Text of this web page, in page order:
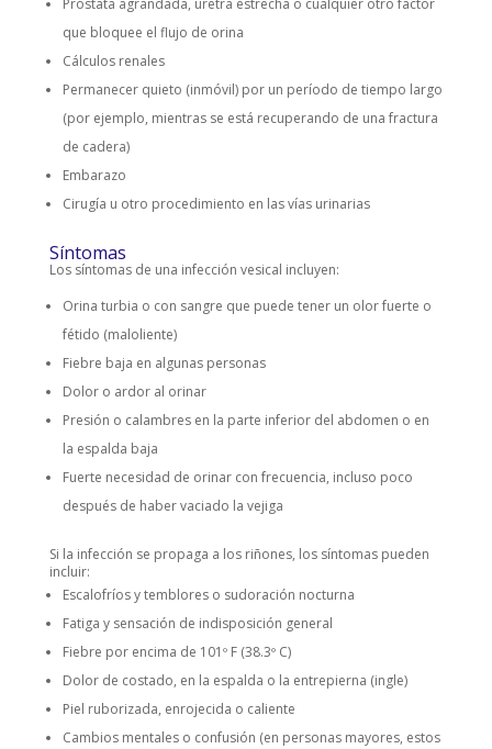
Próstata agrandada, uretra estrecha o cualquier otro factor
que bloquee el flujo de orina
Cálculos renales
Permanecer quieto (inmóvil) por un período de tiempo largo
(por ejemplo, mientras se está recuperando de una fractura
de cadera)
Embarazo
Cirugía u otro procedimiento en las vías urinarias
Síntomas
Los síntomas de una infección vesical incluyen:
Orina turbia o con sangre que puede tener un olor fuerte o
fétido (maloliente)
Fiebre baja en algunas personas
Dolor o ardor al orinar
Presión o calambres en la parte inferior del abdomen o en
la espalda baja
Fuerte necesidad de orinar con frecuencia, incluso poco
después de haber vaciado la vejiga
Si la infección se propaga a los riñones, los síntomas pueden
incluir:
Escalofríos y temblores o sudoración nocturna
Fatiga y sensación de indisposición general
Fiebre por encima de 101º F (38.3º C)
Dolor de costado, en la espalda o la entrepierna (ingle)
Piel ruborizada, enrojecida o caliente
Cambios mentales o confusión (en personas mayores, estos